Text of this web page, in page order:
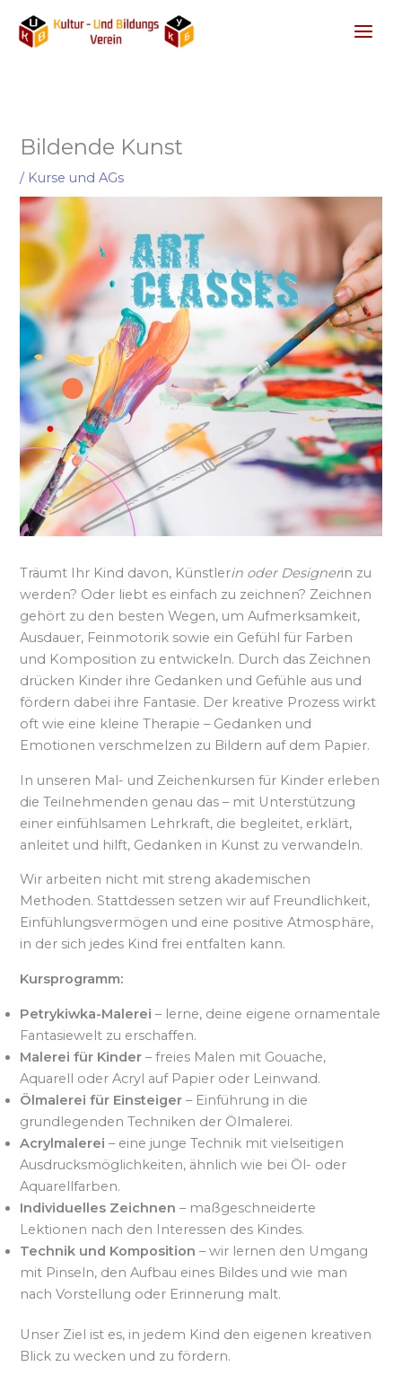
Inhalt
springen
Bildende Kunst
/ Kurse und AGs
Träumt Ihr Kind davon, Künstlerin oder Designerin zu
werden? Oder liebt es einfach zu zeichnen? Zeichnen
gehört zu den besten Wegen, um Aufmerksamkeit,
Ausdauer, Feinmotorik sowie ein Gefühl für Farben
und Komposition zu entwickeln. Durch das Zeichnen
drücken Kinder ihre Gedanken und Gefühle aus und
fördern dabei ihre Fantasie. Der kreative Prozess wirkt
oft wie eine kleine Therapie – Gedanken und
Emotionen verschmelzen zu Bildern auf dem Papier.
In unseren Mal- und Zeichenkursen für Kinder erleben
die Teilnehmenden genau das – mit Unterstützung
einer einfühlsamen Lehrkraft, die begleitet, erklärt,
anleitet und hilft, Gedanken in Kunst zu verwandeln.
Wir arbeiten nicht mit streng akademischen
Methoden. Stattdessen setzen wir auf Freundlichkeit,
Einfühlungsvermögen und eine positive Atmosphäre,
in der sich jedes Kind frei entfalten kann.
Kursprogramm:
Petrykiwka-Malerei – lerne, deine eigene ornamentale
Fantasiewelt zu erschaffen.
Malerei für Kinder – freies Malen mit Gouache,
Aquarell oder Acryl auf Papier oder Leinwand.
Ölmalerei für Einsteiger – Einführung in die
grundlegenden Techniken der Ölmalerei.
Acrylmalerei – eine junge Technik mit vielseitigen
Ausdrucksmöglichkeiten, ähnlich wie bei Öl- oder
Aquarellfarben.
Individuelles Zeichnen – maßgeschneiderte
Lektionen nach den Interessen des Kindes.
Technik und Komposition – wir lernen den Umgang
mit Pinseln, den Aufbau eines Bildes und wie man
nach Vorstellung oder Erinnerung malt.
Unser Ziel ist es, in jedem Kind den eigenen kreativen
Blick zu wecken und zu fördern.